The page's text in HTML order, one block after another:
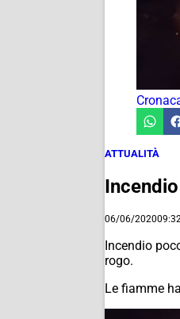
ATTUALITÀ
06/06/2020
Incendio
rogo.
Le fiamme